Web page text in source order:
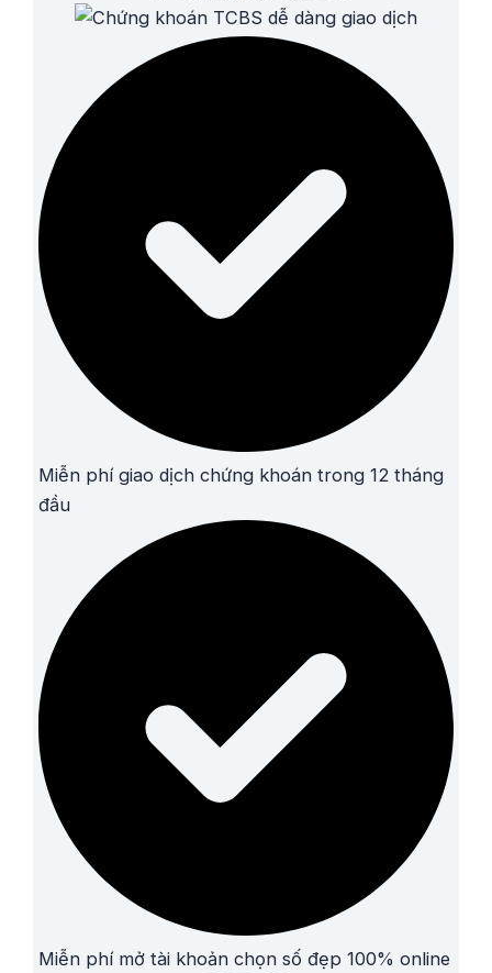
Miễn phí giao dịch chứng khoán trong 12 tháng
đầu
Miễn phí mở tài khoản chọn số đẹp 100% online